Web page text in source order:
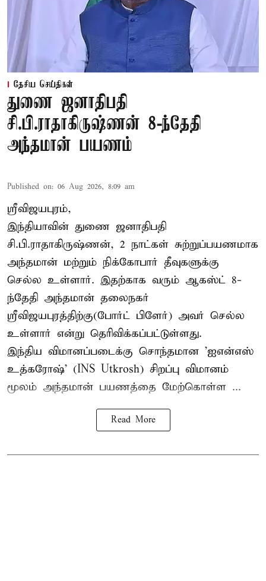
தேசிய செய்திகள்
துணை ஜனாதிபதி
சி.பி.ராதாகிருஷ்ணன் 8-ந்தேதி
அந்தமான் பயணம்
Published on: 06 Aug 2026, 8:09 am
ஸ்ரீவிஜயபுரம்,
இந்தியாவின் துணை ஜனாதிபதி
சி.பி.ராதாகிருஷ்ணன், 2 நாட்கள் சுற்றுப்பயணமாக
அந்தமான் மற்றும் நிக்கோபார் தீவுகளுக்கு
செல்ல உள்ளார். இதற்காக வரும் ஆகஸ்ட் 8-
ந்தேதி அந்தமான் தலைநகர்
ஸ்ரீவிஜயபுரத்திற்கு(போர்ட் பிளேர்) அவர் செல்ல
உள்ளார் என்று தெரிவிக்கப்பட்டுள்ளது.
இந்திய விமானப்படைக்கு சொந்தமான 'ஐஎன்எஸ்
உத்கரோஷ்' (INS Utkrosh) சிறப்பு விமானம்
மூலம் அந்தமான் பயணத்தை மேற்கொள்ள ...
Read More